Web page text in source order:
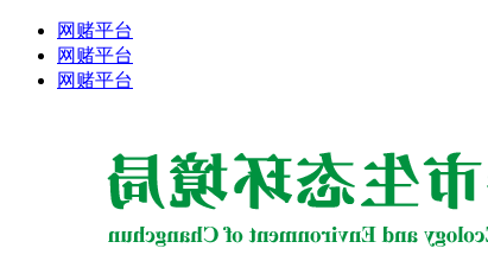
网赌平台
网赌平台
网赌平台